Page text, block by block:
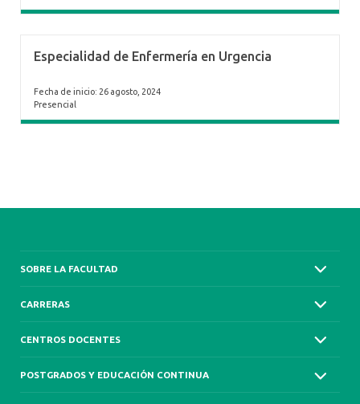
Especialidad de Enfermería en Urgencia
Fecha de inicio: 26 agosto, 2024
Presencial
SOBRE LA FACULTAD
CARRERAS
CENTROS DOCENTES
POSTGRADOS Y EDUCACIÓN CONTINUA